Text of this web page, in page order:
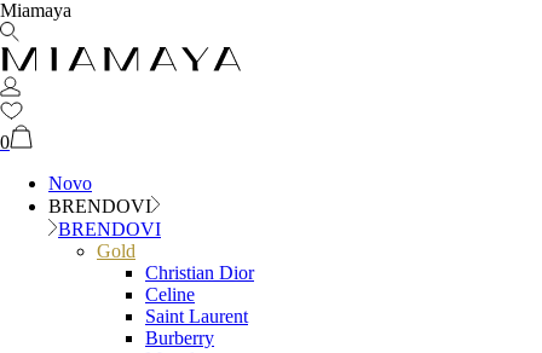
Miamaya
0
Novo
BRENDOVI
BRENDOVI
Gold
Christian Dior
Celine
Saint Laurent
Burberry